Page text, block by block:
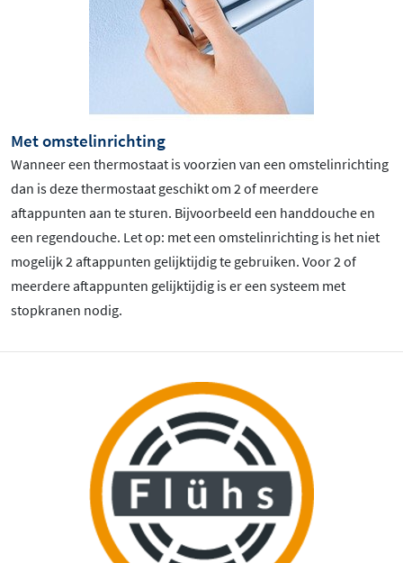
Met omstelinrichting
Wanneer een thermostaat is voorzien van een omstelinrichting
dan is deze thermostaat geschikt om 2 of meerdere
aftappunten aan te sturen. Bijvoorbeeld een handdouche en
een regendouche. Let op: met een omstelinrichting is het niet
mogelijk 2 aftappunten gelijktijdig te gebruiken. Voor 2 of
meerdere aftappunten gelijktijdig is er een systeem met
stopkranen nodig.